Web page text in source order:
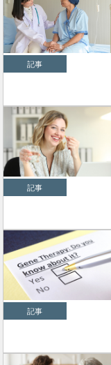
記事
記事
記事